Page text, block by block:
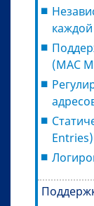
каждой
(MAC
Entries)